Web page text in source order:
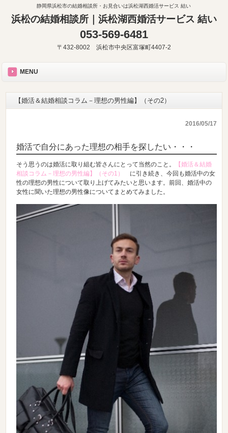
静岡県浜松市の結婚相談所・お見合いは浜松湖西婚活サービス 結い
浜松の結婚相談所｜浜松湖西婚活サービス 結い
053-569-6481
〒432-8002 浜松市中央区富塚町4407-2
MENU
【婚活＆結婚相談コラム－理想の男性編】（その2）
2016/05/17
婚活で自分にあった理想の相手を探したい・・・
そう思うのは婚活に取り組む皆さんにとって当然のこと。
【婚活＆結婚
相談コラム－理想の男性編】（その1）
に引き続き、今回も婚活中の女
性の理想の男性について取り上げてみたいと思います。前回、婚活中の
女性に聞いた理想の男性像についてまとめてみました。